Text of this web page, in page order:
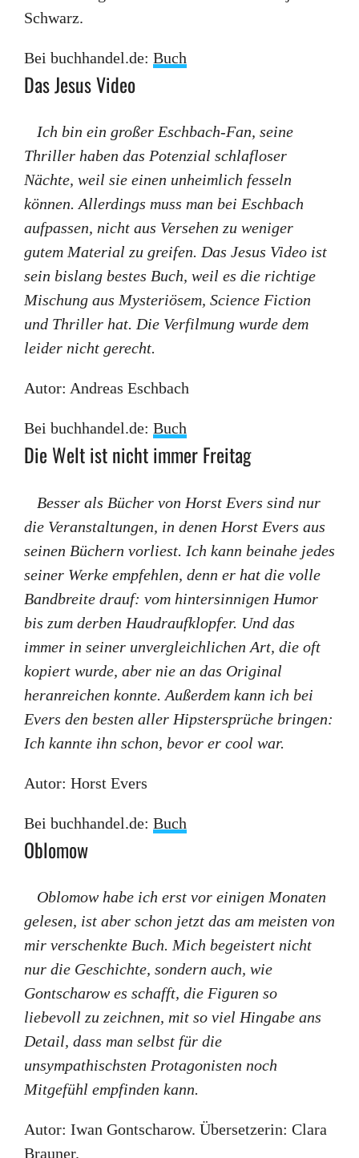
Schwarz.
Bei buchhandel.de: Buch
Das Jesus Video
Ich bin ein großer Eschbach-Fan, seine
Thriller haben das Potenzial schlafloser
Nächte, weil sie einen unheimlich fesseln
können. Allerdings muss man bei Eschbach
aufpassen, nicht aus Versehen zu weniger
gutem Material zu greifen. Das Jesus Video ist
sein bislang bestes Buch, weil es die richtige
Mischung aus Mysteriösem, Science Fiction
und Thriller hat. Die Verfilmung wurde dem
leider nicht gerecht.
Autor: Andreas Eschbach
Bei buchhandel.de: Buch
Die Welt ist nicht immer Freitag
Besser als Bücher von Horst Evers sind nur
die Veranstaltungen, in denen Horst Evers aus
seinen Büchern vorliest. Ich kann beinahe jedes
seiner Werke empfehlen, denn er hat die volle
Bandbreite drauf: vom hintersinnigen Humor
bis zum derben Haudraufklopfer. Und das
immer in seiner unvergleichlichen Art, die oft
kopiert wurde, aber nie an das Original
heranreichen konnte. Außerdem kann ich bei
Evers den besten aller Hipstersprüche bringen:
Ich kannte ihn schon, bevor er cool war.
Autor: Horst Evers
Bei buchhandel.de: Buch
Oblomow
Oblomow habe ich erst vor einigen Monaten
gelesen, ist aber schon jetzt das am meisten von
mir verschenkte Buch. Mich begeistert nicht
nur die Geschichte, sondern auch, wie
Gontscharow es schafft, die Figuren so
liebevoll zu zeichnen, mit so viel Hingabe ans
Detail, dass man selbst für die
unsympathischsten Protagonisten noch
Mitgefühl empfinden kann.
Autor: Iwan Gontscharow. Übersetzerin: Clara
Brauner.